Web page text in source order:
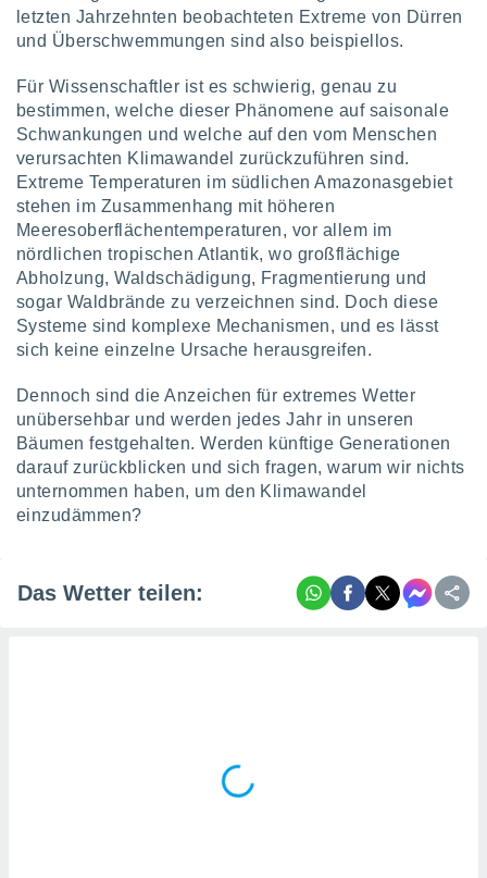
der
zur
Inhalten.
und
durch
Inhalte,
und der
von
von
1199
letzten Jahrzehnten beobachteten Extreme von Dürren
und Überschwemmungen sind also beispiellos.
Für Wissenschaftler ist es schwierig, genau zu
bestimmen, welche dieser Phänomene auf saisonale
Schwankungen und welche auf den vom Menschen
verursachten Klimawandel zurückzuführen sind.
Extreme Temperaturen im südlichen Amazonasgebiet
stehen im Zusammenhang mit höheren
Meeresoberflächentemperaturen, vor allem im
nördlichen tropischen Atlantik, wo großflächige
Abholzung, Waldschädigung, Fragmentierung und
sogar Waldbrände zu verzeichnen sind. Doch diese
Systeme sind komplexe Mechanismen, und es lässt
sich keine einzelne Ursache herausgreifen.
Dennoch sind die Anzeichen für extremes Wetter
unübersehbar und werden jedes Jahr in unseren
Bäumen festgehalten. Werden künftige Generationen
darauf zurückblicken und sich fragen, warum wir nichts
unternommen haben, um den Klimawandel
einzudämmen?
Das Wetter teilen: